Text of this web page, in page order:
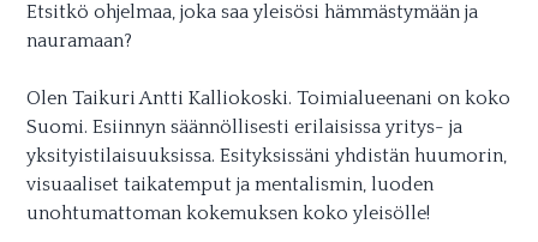
Etsitkö ohjelmaa, joka saa yleisösi hämmästymään ja
nauramaan?
Olen Taikuri Antti Kalliokoski. Toimialueenani on koko
Suomi. Esiinnyn säännöllisesti erilaisissa yritys- ja
yksityistilaisuuksissa. Esityksissäni yhdistän huumorin,
visuaaliset taikatemput ja mentalismin, luoden
unohtumattoman kokemuksen koko yleisölle!